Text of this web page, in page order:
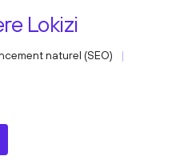
Lokizi
naturel (SEO)